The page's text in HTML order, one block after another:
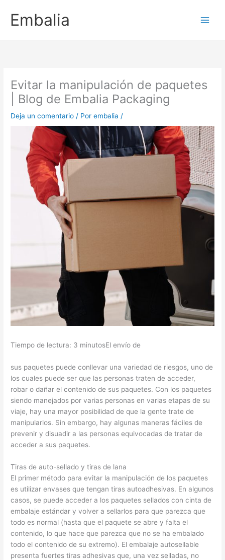
contenido
Embalia
Evitar la manipulación de paquetes
| Blog de Embalia Packaging
Deja un comentario / Porembalia/
Tiempo de lectura: 3 minutosEl envío de
sus paquetes puede conllevar una variedad de riesgos, uno de
los cuales puede ser que las personas traten de acceder,
robar o dañar el contenido de sus paquetes. Con los paquetes
siendo manejados por varias personas en varias etapas de su
viaje, hay una mayor posibilidad de que la gente trate de
manipularlos. Sin embargo, hay algunas maneras fáciles de
prevenir y disuadir a las personas equivocadas de tratar de
acceder a sus paquetes.
Tiras de auto-sellado y tiras de lana
El primer método para evitar la manipulación de los paquetes
es utilizar envases que tengan tiras autoadhesivas. En algunos
casos, se puede acceder a los paquetes sellados con cinta de
embalaje estándar y volver a sellarlos para que parezca que
todo es normal (hasta que el paquete se abre y falta el
contenido, lo que hace que parezca que no se ha embalado
todo el contenido de su extremo). El embalaje autosellable
presenta fuertes tiras adhesivas que, una vez selladas, no